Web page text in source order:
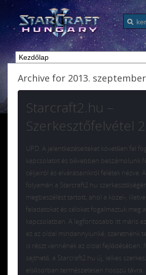
Archive for 2013.
Starcraft2.hu –
Szerkesztőfelvétel
UPD: A jelentkezéseiteket követően fel
kapcsolatot és bővebben beszámolunk
céljairól és elvárásainkról felétek nézve.
folyamán a Starcraft2.hu
megbeszélést tartott, ahol a közel-,
feladatokat és célokat fogalmaztuk meg
kapcsolatban. A legfontosabb itt máris
ez az oldal mindannyiunké, szeretnénk
is részt vennének az oldal fejlődésében.
sejthető, a Starcraft2.hu új, lelkes
elsősorban természetesen hosszú távra.